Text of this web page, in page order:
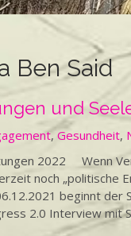
Ben Said
und
,Gesundheit,
2022 Wenn
noch „politische
beginnt der
2.0 Interview mit